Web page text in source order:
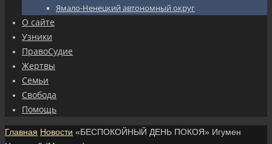
Ямало-Ненецкий автономный округ
О сайте
Узники
ПравоСудие
Жертвы
Семьи
Свобода
Помощь
Главная Новости «БЕСПОКОЙНЫЙ ДЕНЬ ПОКОЯ» Игумен